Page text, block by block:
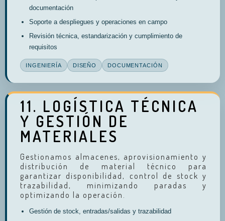
documentación
Soporte a despliegues y operaciones en campo
Revisión técnica, estandarización y cumplimiento de
requisitos
INGENIERÍA DISEÑO DOCUMENTACIÓN
11. LOGÍSTICA TÉCNICA
Y GESTIÓN DE
MATERIALES
Gestionamos almacenes, aprovisionamiento y
distribución de material técnico para
garantizar disponibilidad, control de stock y
trazabilidad, minimizando paradas y
optimizando la operación.
Gestión de stock, entradas/salidas y trazabilidad